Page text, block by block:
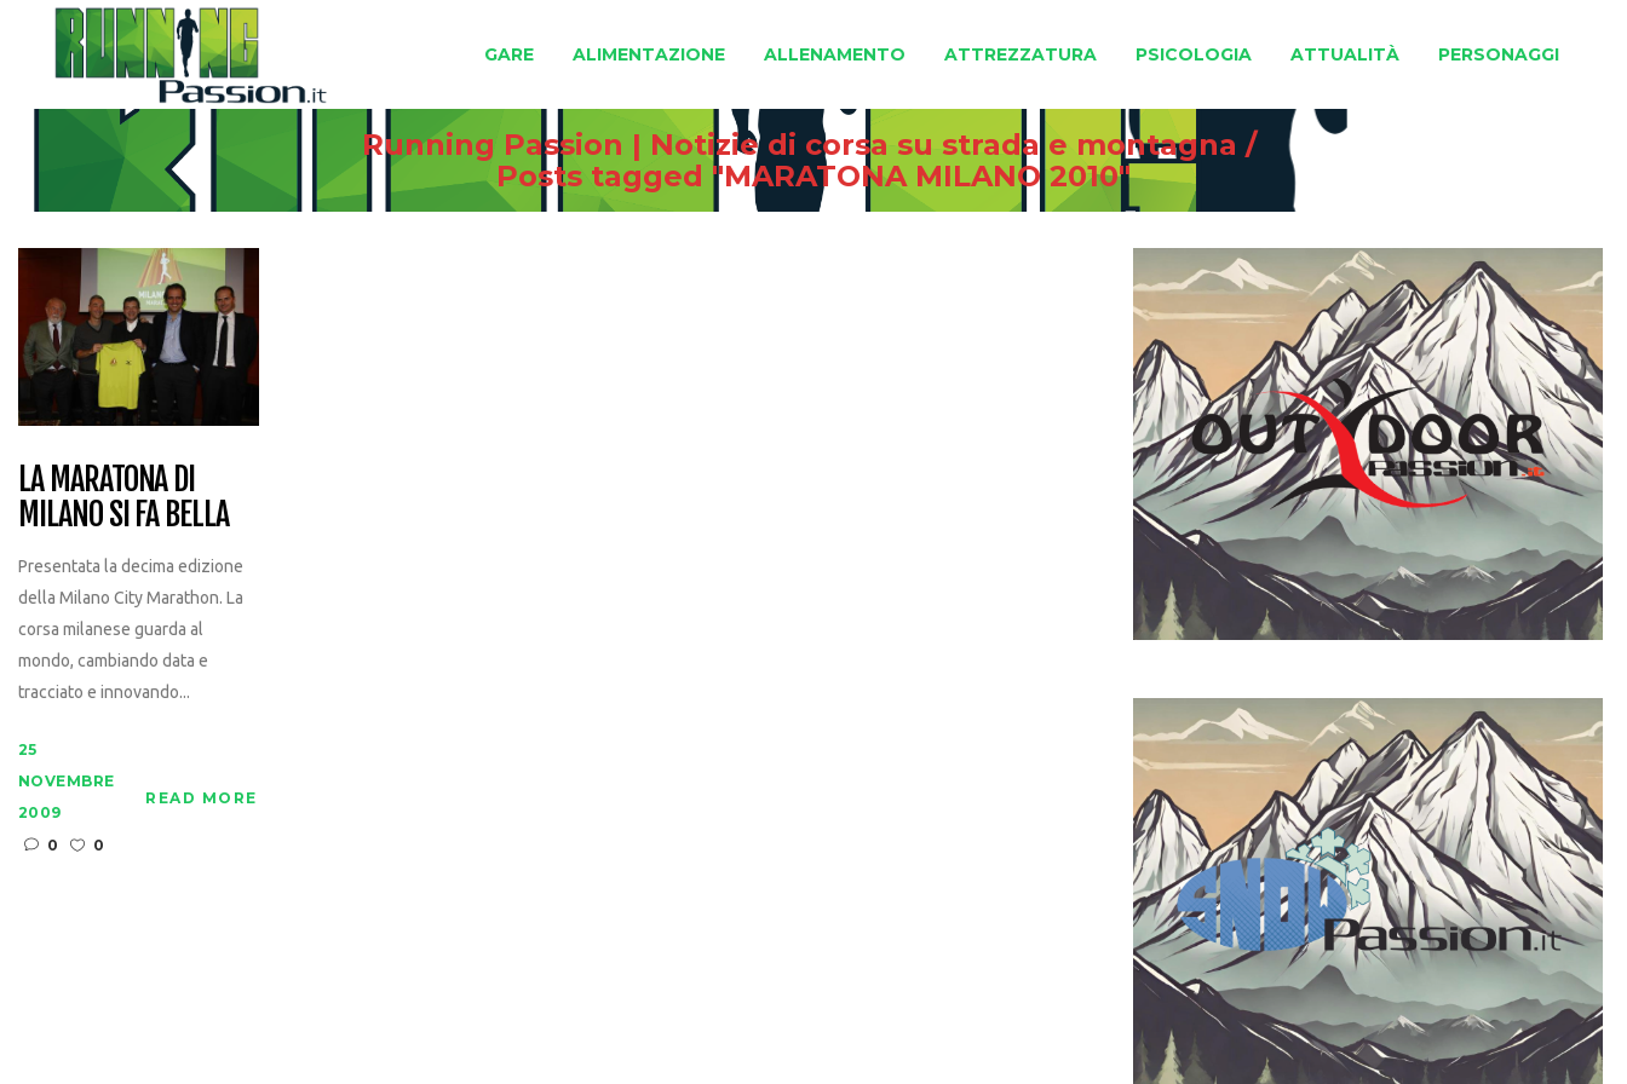
GARE ALIMENTAZIONE ALLENAMENTO ATTREZZATURA PSICOLOGIA ATTUALITÀ PERSONAGGI
Running Passion | Notizie di corsa su strada e montagna /
Posts tagged "MARATONA MILANO 2010"
LA MARATONA DI
MILANO SI FA BELLA
Presentata la decima edizione
della Milano City Marathon. La
corsa milanese guarda al
mondo, cambiando data e
tracciato e innovando...
25
NOVEMBRE
2009
0
0
READ MORE